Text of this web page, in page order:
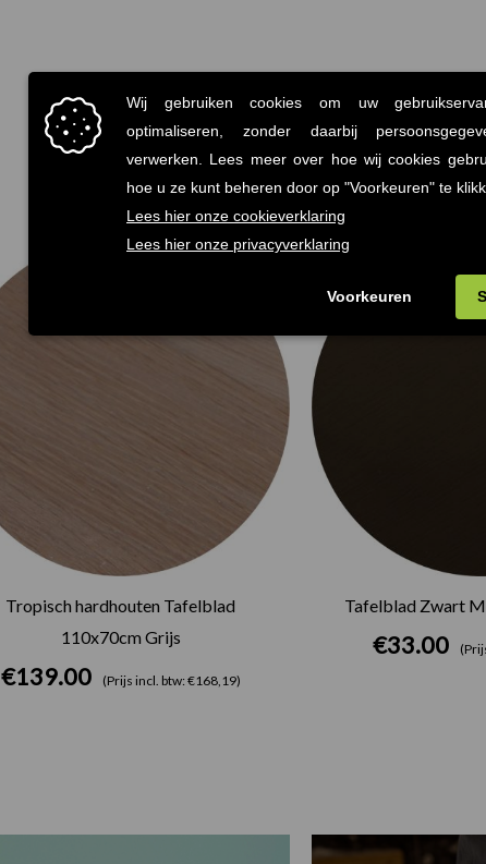
Gerelateerde
Tropisch hardhouten Tafelblad
110x70cm Grijs
€139.00 (Prijs incl. btw: €168,19)
Tafelblad Zwart
€33.00